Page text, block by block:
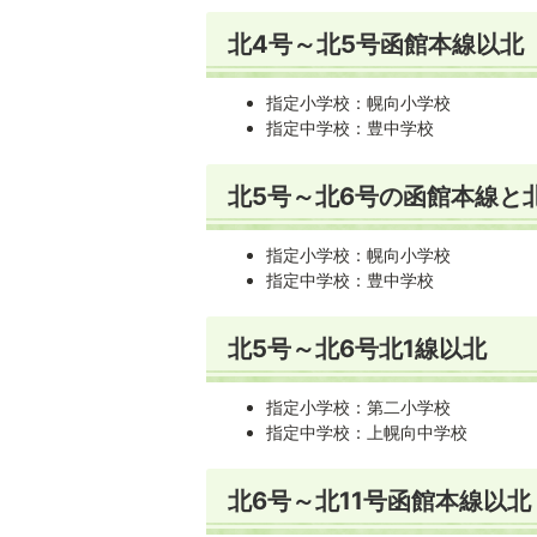
北4号～北5号函館本線以北
指定小学校：幌向小学校
指定中学校：豊中学校
北5号～北6号の函館本線と
指定小学校：幌向小学校
指定中学校：豊中学校
北5号～北6号北1線以北
指定小学校：第二小学校
指定中学校：上幌向中学校
北6号～北11号函館本線以北